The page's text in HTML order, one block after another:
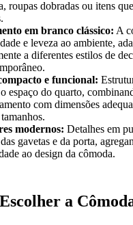
roupas dobradas ou itens
em branco clássico: A
e leveza ao ambiente,
a diferentes estilos de
e funcional:
espaço do quarto,
com dimensões
modernos: Detalhes em
gavetas e da porta,
ao design da cômoda.
a